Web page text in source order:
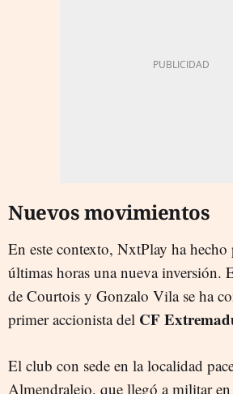
Nuevos movimientos
En este contexto, NxtPlay ha hecho
últimas horas una nueva inversión.
de Courtois y Gonzalo Vila se ha
primer accionista del CF
El club con sede en la localidad
Almendralejo, que llegó a militar